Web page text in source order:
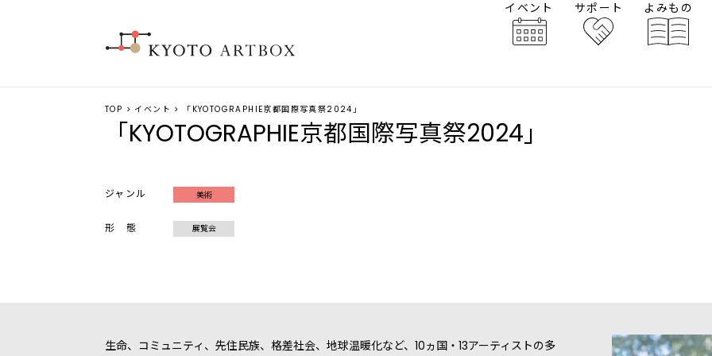
イベント サポート よみもの
TOP > イベント > 「KYOTOGRAPHIE京都国際写真祭2024」
「KYOTOGRAPHIE京都国際写真祭2024」
ジャンル 美術
形 態 展覧会
生命、コミュニティ、先住民族、格差社会、地球温暖化など、10ヵ国・13アーティストの多